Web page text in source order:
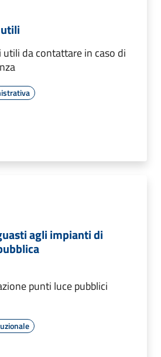
da contattare in caso di
agli impianti di
punti luce pubblici